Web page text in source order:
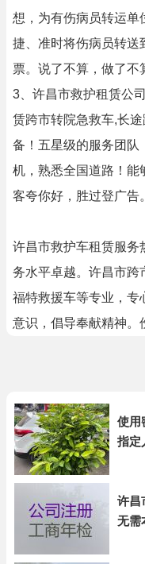
想，为有伤病员转运单
捷、准时将伤病员转送
票。说了不算，做了不
3、许昌市救护租赁公
赁跨市转院急救车,长
备！五星级的服务团队
机，熟悉全国道路！能
客夸你好，胜过登广告。
许昌市救护车租赁服务
务水平卓越。许昌市跨
福特救援车等专业，专
意识，倡导奉献精神。
使用
指定
许昌
无需